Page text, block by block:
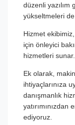
düzenli yazılım
yükseltmeleri
Hizmet
için önleyici
hizmetleri sunar.
Ek olarak,
ihtiyaçlarınıza
danışmanlık
ediyoruz.